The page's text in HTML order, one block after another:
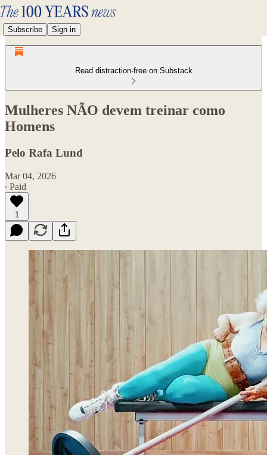
Subscribe Sign in
Read distraction-free on Substack
Mulheres NÃO devem treinar como
Homens
Pelo Rafa Lund
Mar 04, 2026
∙ Paid
1